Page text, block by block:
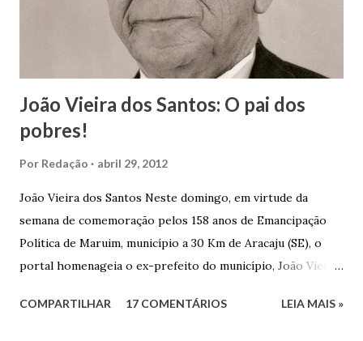
João Vieira dos Santos: O pai dos
pobres!
Por Redação abril 29, 2012
João Vieira dos Santos Neste domingo, em virtude da
semana de comemoração pelos 158 anos de Emancipação
Política de Maruim, município a 30 Km de Aracaju (SE), o
portal homenageia o ex-prefeito do município, João Vieira
Vieira dos Santos e Arlinda Barroso dos Santos, nasceu em
COMPARTILHAR 17 COMENTÁRIOS LEIA MAIS »